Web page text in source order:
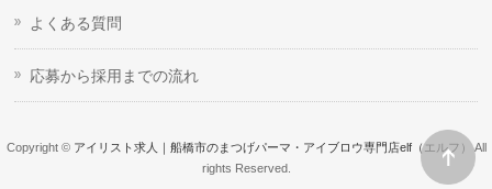
よくある質問
応募から採用までの流れ
Copyright © アイリスト求人｜船橋市のまつげパーマ・アイブロウ専門店elf（エルフ）All
rights Reserved.